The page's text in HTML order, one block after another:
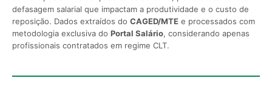
defasagem salarial que impactam a produtividade e o custo de
reposição. Dados extraídos do CAGED/MTE e processados com
metodologia exclusiva do Portal Salário, considerando apenas
profissionais contratados em regime CLT.